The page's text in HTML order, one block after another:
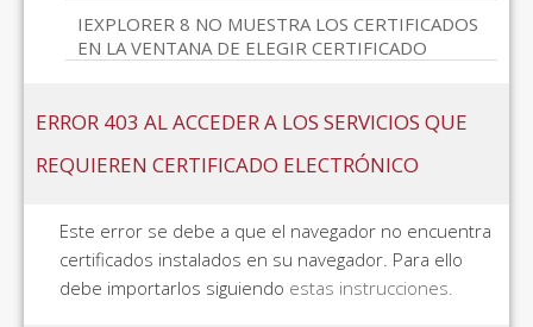
IEXPLORER 8 NO MUESTRA LOS CERTIFICADOS
EN LA VENTANA DE ELEGIR CERTIFICADO
ERROR 403 AL ACCEDER A LOS SERVICIOS QUE
REQUIEREN CERTIFICADO ELECTRÓNICO
Este error se debe a que el navegador no encuentra
certificados instalados en su navegador. Para ello
debe importarlos siguiendo estas instrucciones.